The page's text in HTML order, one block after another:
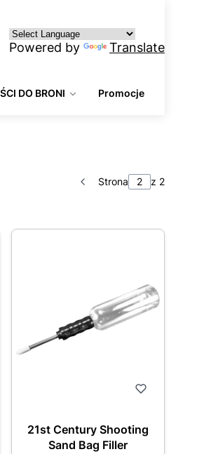
0. Zobacz szczegóły
Powered by Translate
DO BRONI Promocje
Poprzednie produkty
Strona z 2
21st Century Shooting
Sand Bag Filler